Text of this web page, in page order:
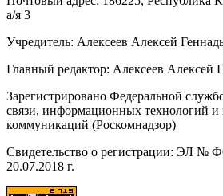
а/я 3
Учредитель: Алексеев Алексей
Главный редактор: Алексеев Алексей
Зарегистрировано Федеральной
связи, информационных технологий и
коммуникаций (Роскомнадзор)
Свидетельство о регистрации: ЭЛ №
20.07.2018 г.